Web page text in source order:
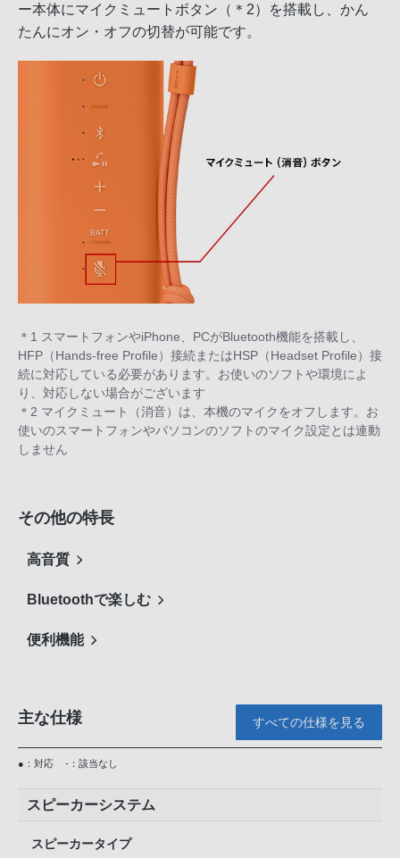
ー本体にマイクミュートボタン（＊2）を搭載し、かん
たんにオン・オフの切替が可能です。
＊1 スマートフォンやiPhone、PCがBluetooth機能を搭載し、
HFP（Hands-free Profile）接続またはHSP（Headset Profile）接
続に対応している必要があります。お使いのソフトや環境によ
り、対応しない場合がございます
＊2 マイクミュート（消音）は、本機のマイクをオフします。お
使いのスマートフォンやパソコンのソフトのマイク設定とは連動
しません
その他の特長
高音質
Bluetoothで楽しむ
便利機能
主な仕様 すべての仕様を見る
●：対応 -：該当なし
スピーカーシステム
スピーカータイプ